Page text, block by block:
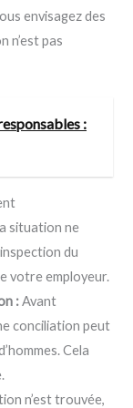
envisagez des
n’est pas
:
situation ne
du
votre employeur.
:Avant
conciliation peut
Cela
n’est trouvée,